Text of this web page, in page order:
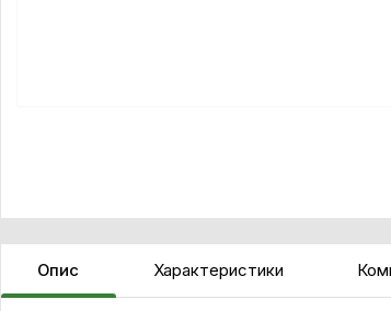
Опис Характеристики